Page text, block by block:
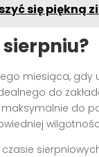
się piękną
miesiąca, gdy
do
do